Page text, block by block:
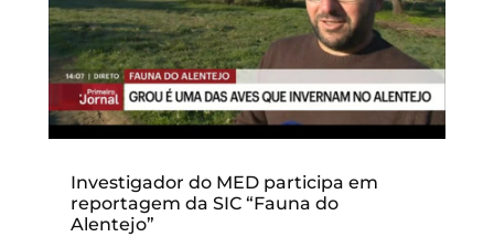
Investigador do MED participa em
reportagem da SIC “Fauna do
Alentejo”